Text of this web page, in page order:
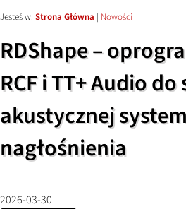
Jesteś w: Strona Główna | Nowości
RDShape –
RCF i TT+ Audio
akustycznej
nagłośnienia
2026-03-30